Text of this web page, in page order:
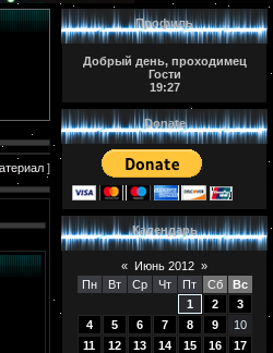
]
Профиль
Добрый день, проходимец
Гости
19:27
Donate
Календарь
« Июнь 2012 »
Пн
Вт Ср Чт Пт Сб
Вс
1
2
3
4
5 6 7 8 9
10
11
12 13 14 15 16
17